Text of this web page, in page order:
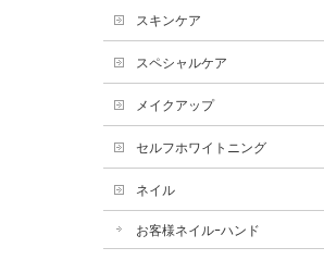
スキンケア
スペシャルケア
メイクアップ
セルフホワイトニング
ネイル
お客様ネイルｰハンド